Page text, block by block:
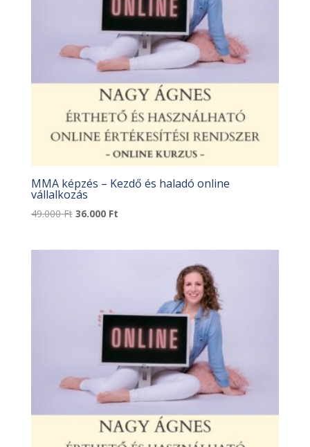
MMA képzés – Kezdő és haladó online
vállalkozás
49.000Ft Original
36.000 FtCurrent